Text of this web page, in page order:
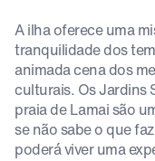
A ilha oferece uma
tranquilidade dos
animada cena dos
culturais. Os Jardins
praia de Lamai são
se não sabe o que
poderá viver uma